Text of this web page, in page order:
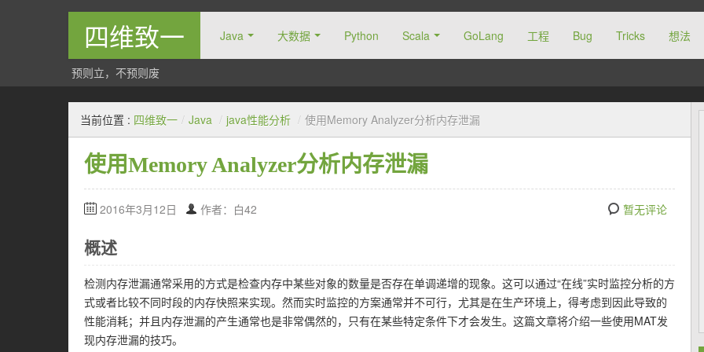
四维致一 Java 大数据 Python Scala GoLang 工程 Bug Tricks 想法
预则立，不预则废
当前位置 : 四维致一 / Java / java性能分析 / 使用Memory Analyzer分析内存泄漏
使用Memory Analyzer分析内存泄漏
2016年3月12日 作者：白42 暂无评论
概述
检测内存泄漏通常采用的方式是检查内存中某些对象的数量是否存在单调递增的现象。这可以通过“在线”实时监控分析的方
式或者比较不同时段的内存快照来实现。然而实时监控的方案通常并不可行，尤其是在生产环境上，得考虑到因此导致的
性能消耗；并且内存泄漏的产生通常也是非常偶然的，只有在某些特定条件下才会发生。这篇文章将介绍一些使用MAT发
现内存泄漏的技巧。